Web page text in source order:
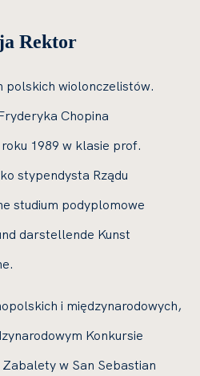
Rektor
polskich wiolonczelistów.
Chopina
1989 w klasie prof.
stypendysta Rządu
studium podyplomowe
darstellende Kunst
i międzynarodowych,
Konkursie
w San Sebastian